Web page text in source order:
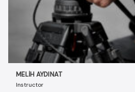
MELIH AYDINAT
Instructor